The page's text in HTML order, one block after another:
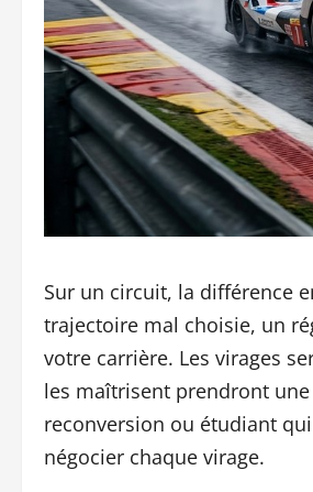
Sur un circuit, la différence
trajectoire mal choisie, un
votre carrière. Les virages
les maîtrisent prendront une
reconversion ou étudiant
négocier chaque virage.